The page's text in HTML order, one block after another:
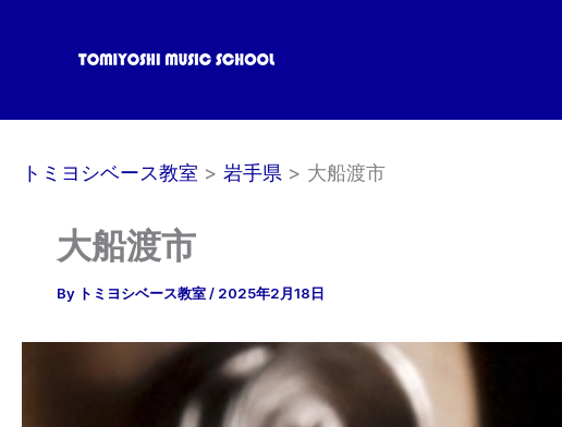
トミヨシベース教室 岩手県 大船渡市
大船渡市
By トミヨシベース教室/ 2025年2月18日